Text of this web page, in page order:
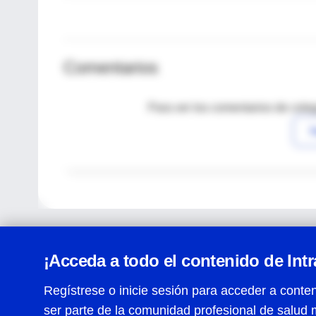
Comentarios
Para ver los comentarios de
¡Acceda a todo el contenido de
Regístrese o inicie sesión para acceder a
ser parte de la comunidad profesional de salud